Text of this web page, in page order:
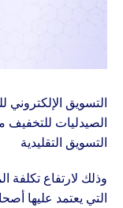
التسويق
الصيدليات
التسويق التقليدية
وذلك لارتفاع تكلفة
التي يعتمد عليها